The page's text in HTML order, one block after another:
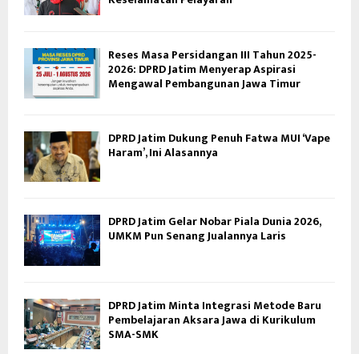
Reses Masa Persidangan III Tahun 2025-
2026: DPRD Jatim Menyerap Aspirasi
Mengawal Pembangunan Jawa Timur
DPRD Jatim Dukung Penuh Fatwa MUI ‘Vape
Haram’, Ini Alasannya
DPRD Jatim Gelar Nobar Piala Dunia 2026,
UMKM Pun Senang Jualannya Laris
DPRD Jatim Minta Integrasi Metode Baru
Pembelajaran Aksara Jawa di Kurikulum
SMA-SMK